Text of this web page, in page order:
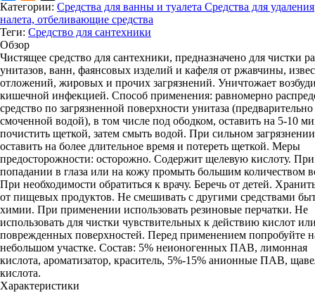
Категории: Средства для ванны и туалета Средства для удаления
налета, отбеливающие средства
Теги: Средство для сантехники
Обзор
Чистящее средство для сантехники, предназначено для чистки
унитазов, ванн, фаянсовых изделий и кафеля от ржавчины,
отложений, жировых и прочих загрязнений. Уничтожает
кишечной инфекцией. Способ применения: равномерно
средство по загрязненной поверхности унитаза (предварительно
смоченной водой), в том числе под ободком, оставить на 5-10
почистить щеткой, затем смыть водой. При сильном загрязнении
оставить на более длительное время и потереть щеткой. Меры
предосторожности: осторожно. Содержит щелевую кислоту. При
попадании в глаза или на кожу промыть большим количеством
При необходимости обратиться к врачу. Беречь от детей.
от пищевых продуктов. Не смешивать с другими средствами
химии. При применении использовать резиновые перчатки. Не
использовать для чистки чувствительных к действию кислот
поврежденных поверхностей. Перед применением попробуйте
небольшом участке. Состав: 5% неионогенных ПАВ, лимонная
кислота, ароматизатор, краситель, 5%-15% анионные ПАВ,
кислота.
Характеристики